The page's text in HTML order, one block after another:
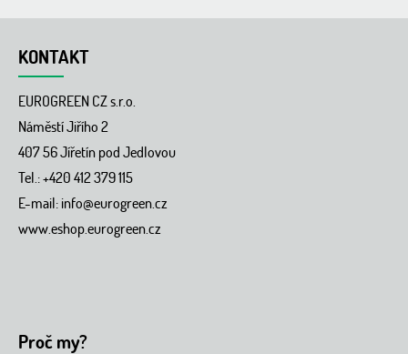
KONTAKT
EUROGREEN CZ s.r.o.
Náměstí Jiřího 2
407 56 Jířetín pod Jedlovou
Tel.: +420 412 379 115
E-mail:info@eurogreen.cz
www.eshop.eurogreen.cz
Proč my?